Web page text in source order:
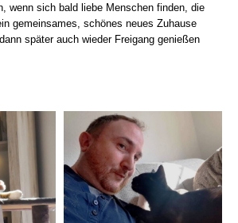
wenn sich bald liebe Menschen finden, die
gemeinsames, schönes neues Zuhause
später auch wieder Freigang genießen